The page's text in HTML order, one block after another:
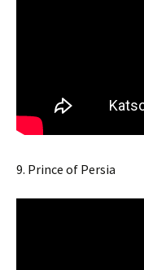
9. Prince of Persia